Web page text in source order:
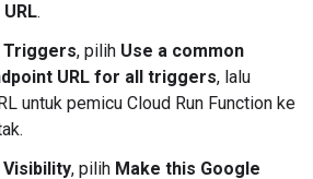
.
Triggers, pilih Use a common
URL for all triggers, lalu
untuk pemicu Cloud Run Function ke
Visibility, pilih Make this Google